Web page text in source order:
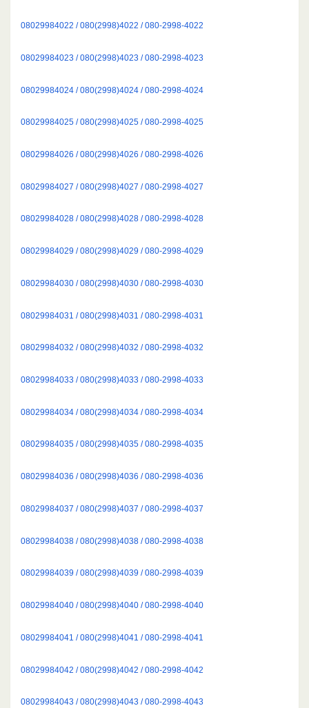
08029984022 / 080(2998)4022 / 080-2998-4022
08029984023 / 080(2998)4023 / 080-2998-4023
08029984024 / 080(2998)4024 / 080-2998-4024
08029984025 / 080(2998)4025 / 080-2998-4025
08029984026 / 080(2998)4026 / 080-2998-4026
08029984027 / 080(2998)4027 / 080-2998-4027
08029984028 / 080(2998)4028 / 080-2998-4028
08029984029 / 080(2998)4029 / 080-2998-4029
08029984030 / 080(2998)4030 / 080-2998-4030
08029984031 / 080(2998)4031 / 080-2998-4031
08029984032 / 080(2998)4032 / 080-2998-4032
08029984033 / 080(2998)4033 / 080-2998-4033
08029984034 / 080(2998)4034 / 080-2998-4034
08029984035 / 080(2998)4035 / 080-2998-4035
08029984036 / 080(2998)4036 / 080-2998-4036
08029984037 / 080(2998)4037 / 080-2998-4037
08029984038 / 080(2998)4038 / 080-2998-4038
08029984039 / 080(2998)4039 / 080-2998-4039
08029984040 / 080(2998)4040 / 080-2998-4040
08029984041 / 080(2998)4041 / 080-2998-4041
08029984042 / 080(2998)4042 / 080-2998-4042
08029984043 / 080(2998)4043 / 080-2998-4043